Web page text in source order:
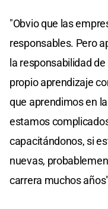
"Obvio que las
responsables. Pero
la responsabilidad
propio aprendizaje
que aprendimos en
estamos
capacitándonos, si
nuevas,
carrera muchos